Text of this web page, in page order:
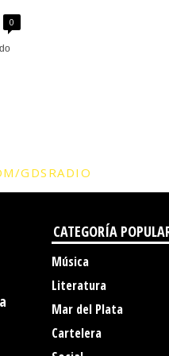
0
GDSRADIO
CATEGORÍA
Música
Literatura
Mar del Plata
Cartelera